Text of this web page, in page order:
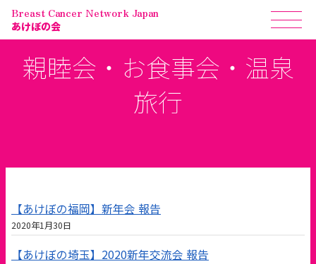
Breast Cancer Network Japan
あけぼの会
親睦会・お食事会・温泉
旅行
【あけぼの福岡】新年会 報告
2020年1月30日
【あけぼの埼玉】2020新年交流会 報告